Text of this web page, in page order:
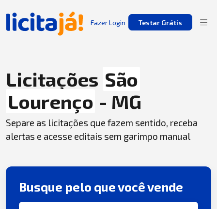
Fazer Login Testar Grátis
Licitações São
Lourenço - MG
Separe as licitações que fazem sentido, receba
alertas e acesse editais sem garimpo manual
Busque pelo que você vende
Termo de busca